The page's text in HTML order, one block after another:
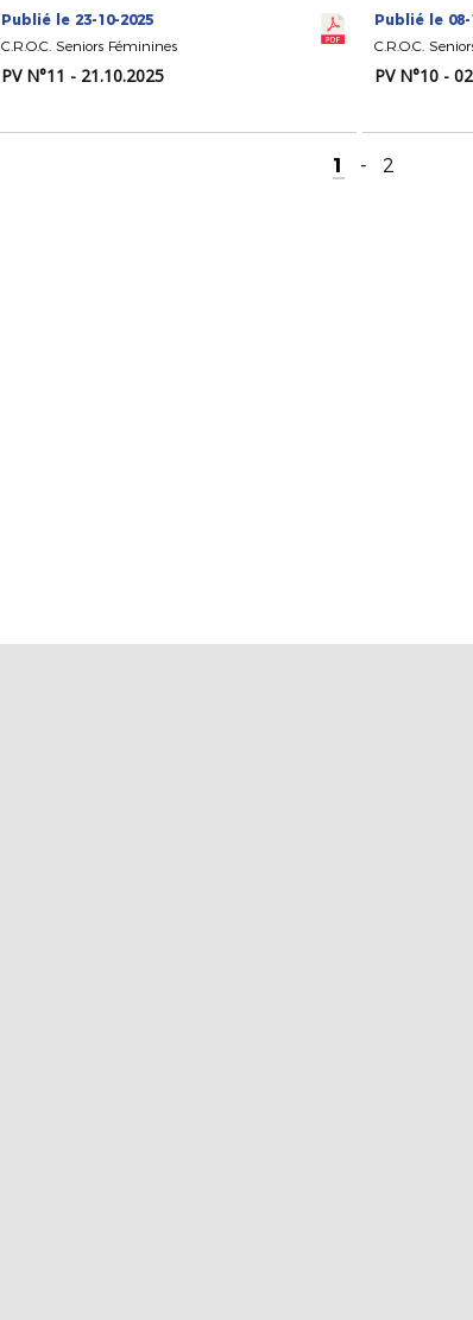
Publié le 23-10-2025
C.R.O.C. Seniors Féminines
PV N°11 - 21.10.2025
Publié le 08-
C.R.O.C.
PV N°10 -
1 - 2